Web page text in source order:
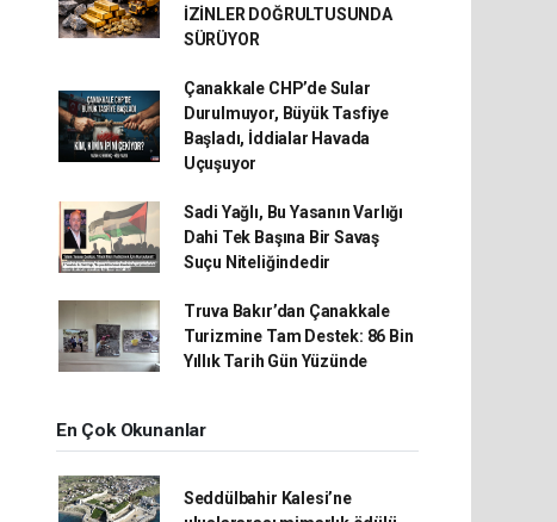
İZİNLER DOĞRULTUSUNDA
SÜRÜYOR
Çanakkale CHP’de Sular
Durulmuyor, Büyük Tasfiye
Başladı, İddialar Havada
Uçuşuyor
Sadi Yağlı, Bu Yasanın Varlığı
Dahi Tek Başına Bir Savaş
Suçu Niteliğindedir
Truva Bakır’dan Çanakkale
Turizmine Tam Destek: 86 Bin
Yıllık Tarih Gün Yüzünde
En Çok Okunanlar
Seddülbahir Kalesi’ne